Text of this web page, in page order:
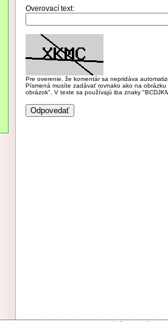
Overovací text:
Pre overenie, že komentár sa nepridáva
Písmená musíte zadávať rovnako ako na
obrázok". V texte sa používajú iba znaky